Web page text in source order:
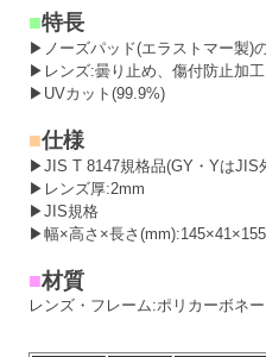
■特長
▶ノーズパッド(エラストマー製)
▶レンズ:曇り止め、傷付防止加工
▶UVカット(99.9%)
■仕様
▶JIS T 8147規格品(GY・YはJIS
▶レンズ厚:2mm
▶JIS規格
▶幅×高さ×長さ(mm):145×41×155
■材質
レンズ・フレーム:ポリカーボネー